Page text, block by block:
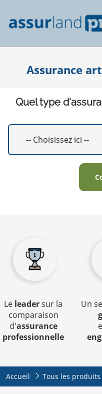
Assurance
Quel type
Le leadersur la
comparaison
d'assurance
professionnelle
Un
Accueil Tous les